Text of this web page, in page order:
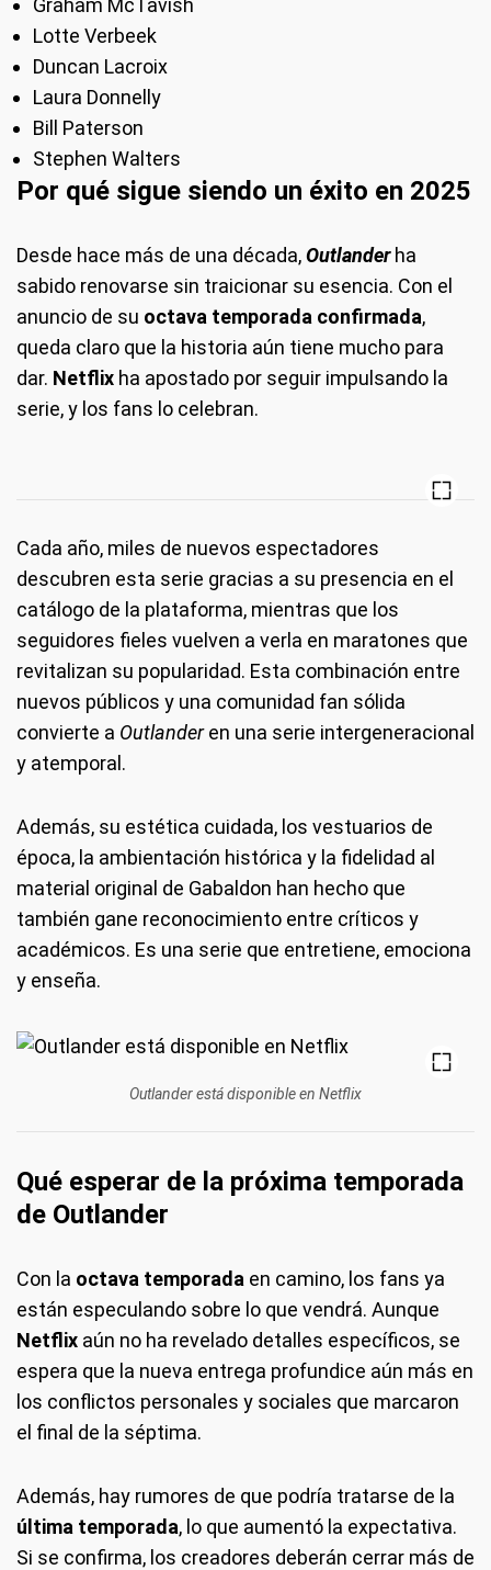
Graham McTavish
Lotte Verbeek
Duncan Lacroix
Laura Donnelly
Bill Paterson
Stephen Walters
Por qué sigue siendo un éxito en 2025
Desde hace más de una década,Outlanderha
sabido renovarse sin traicionar su esencia. Con el
anuncio de su octava temporada confirmada,
queda claro que la historia aún tiene mucho para
dar. Netflix ha apostado por seguir impulsando la
serie, y los fans lo celebran.
Cada año, miles de nuevos espectadores
descubren esta serie gracias a su presencia en el
catálogo de la plataforma, mientras que los
seguidores fieles vuelven a verla en maratones que
revitalizan su popularidad. Esta combinación entre
nuevos públicos y una comunidad fan sólida
convierte a Outlanderen una serie intergeneracional
y atemporal.
Además, su estética cuidada, los vestuarios de
época, la ambientación histórica y la fidelidad al
material original de Gabaldon han hecho que
también gane reconocimiento entre críticos y
académicos. Es una serie que entretiene, emociona
y enseña.
Outlander está disponible en Netflix
Qué esperar de la próxima temporada
de Outlander
Con la octava temporada en camino, los fans ya
están especulando sobre lo que vendrá. Aunque
Netflix aún no ha revelado detalles específicos, se
espera que la nueva entrega profundice aún más en
los conflictos personales y sociales que marcaron
el final de la séptima.
Además, hay rumores de que podría tratarse de la
última temporada, lo que aumentó la expectativa.
Si se confirma, los creadores deberán cerrar más de